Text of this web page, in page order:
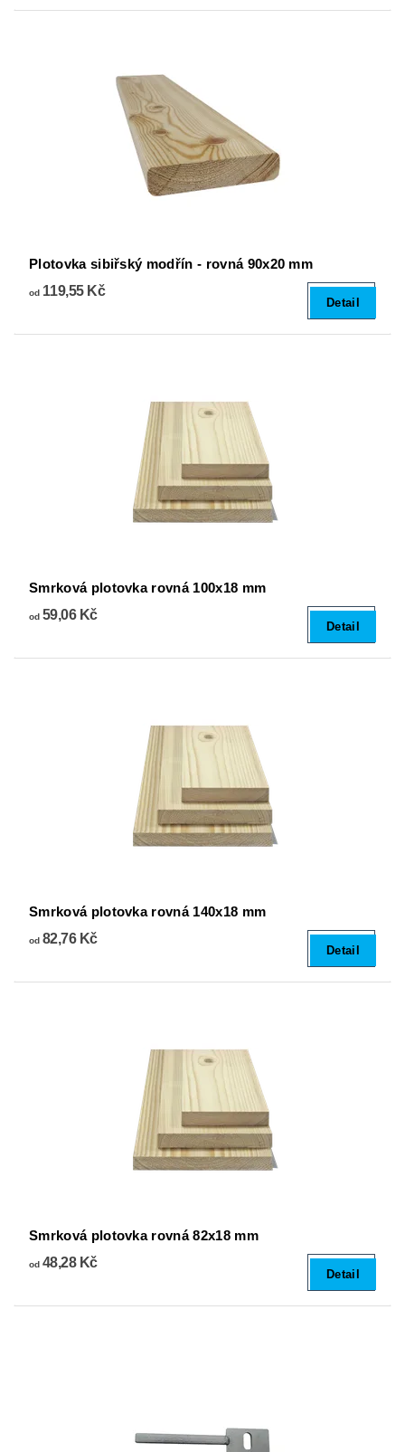
Plotovka sibiřský modřín - rovná 90x20 mm
od119,55 Kč
Detail
Smrková plotovka rovná 100x18 mm
od59,06 Kč
Detail
Smrková plotovka rovná 140x18 mm
od82,76 Kč
Detail
Smrková plotovka rovná 82x18 mm
od48,28 Kč
Detail